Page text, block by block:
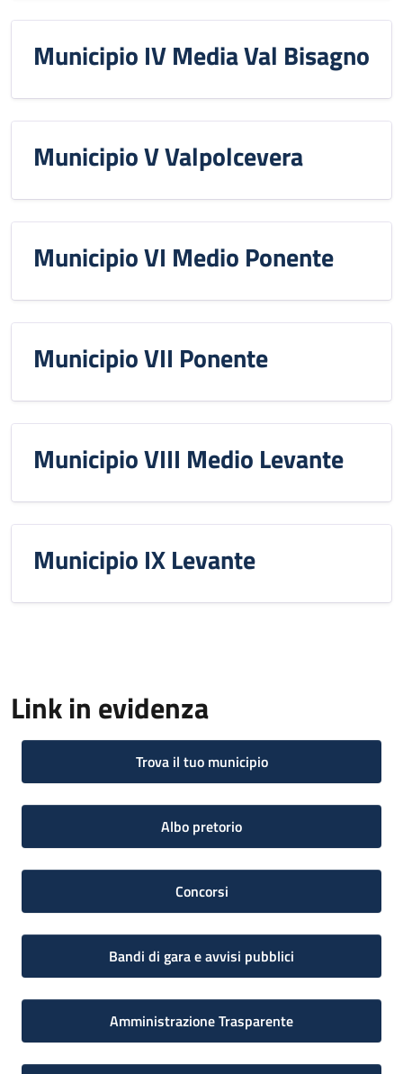
Municipio IV Media Val Bisagno
Municipio V Valpolcevera
Municipio VI Medio Ponente
Municipio VII Ponente
Municipio VIII Medio Levante
Municipio IX Levante
Link in evidenza
Trova il tuo municipio
Albo pretorio
Concorsi
Bandi di gara e avvisi pubblici
Amministrazione Trasparente